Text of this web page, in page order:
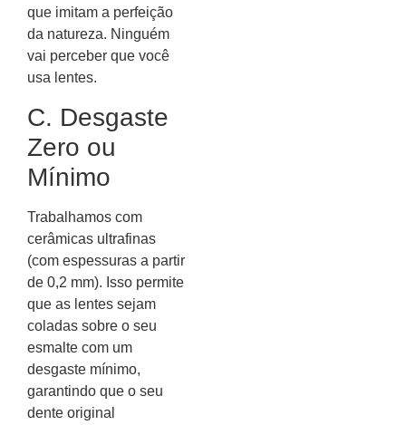
que imitam a perfeição
da natureza. Ninguém
vai perceber que você
usa lentes.
C. Desgaste
Zero ou
Mínimo
Trabalhamos com
cerâmicas ultrafinas
(com espessuras a partir
de 0,2 mm). Isso permite
que as lentes sejam
coladas sobre o seu
esmalte com um
desgaste mínimo,
garantindo que o seu
dente original